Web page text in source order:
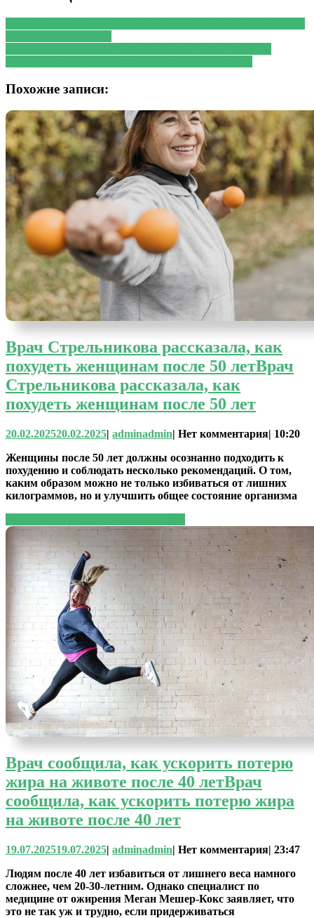
Похожие записи:
Врач Стрельникова рассказала, как
похудеть женщинам после 50 летВрач
Стрельникова рассказала, как
похудеть женщинам после 50 лет
20.02.202520.02.2025| adminadmin| Нет комментария| 10:20
Женщины после 50 лет должны осознанно подходить к
похудению и соблюдать несколько рекомендаций. О том,
каким образом можно не только избиваться от лишних
килограммов, но и улучшить общее состояние организма
Врач сообщила, как ускорить потерю
жира на животе после 40 летВрач
сообщила, как ускорить потерю жира
на животе после 40 лет
19.07.202519.07.2025| adminadmin| Нет комментария| 23:47
Людям после 40 лет избавиться от лишнего веса намного
сложнее, чем 20-30-летним. Однако специалист по
медицине от ожирения Меган Мешер-Кокс заявляет, что
это не так уж и трудно, если придерживаться